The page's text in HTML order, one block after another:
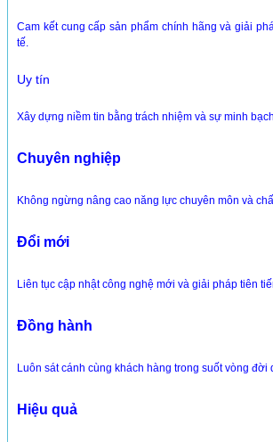
Cam kết cung cấp sản phẩm chính hãng và giải
tế.
Uy tín
Xây dựng niềm tin bằng trách nhiệm và sự minh
Chuyên nghiệp
Không ngừng nâng cao năng lực chuyên môn và
Đổi mới
Liên tục cập nhật công nghệ mới và giải pháp tiên
Đồng hành
Luôn sát cánh cùng khách hàng trong suốt vòng đời
Hiệu quả